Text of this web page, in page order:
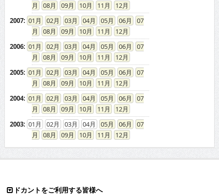
08
09 10 11
12
2007: 01 02 03 04 05 06
07
08
09 10 11
12
2006: 01 02 03 04 05 06
07
08
09 10 11
12
2005: 01 02 03 04 05 06
07
08
09 10 11
12
2004: 01 02 03 04 05 06
07
08
09 10 11
12
2003: 01 02 03 04 05 06
07
08
09 10 11 12
ドカントをご利用する皆様へ